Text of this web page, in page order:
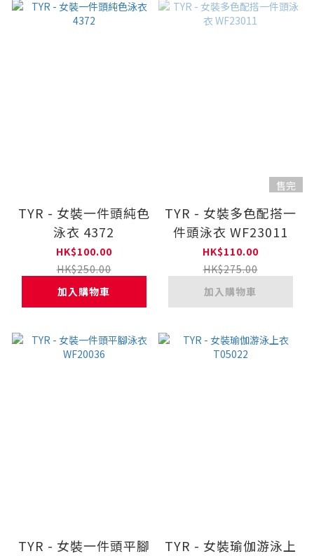
TYR - 女裝一件頭純色
泳衣 4372
HK$100.00
HK$250.00
加入購物車
售完
TYR - 女裝多色配搭一
件頭泳衣 WF23011
HK$110.00
HK$275.00
加入購物車
TYR - 女裝一件頭平腳
TYR - 女裝瑜伽游泳上